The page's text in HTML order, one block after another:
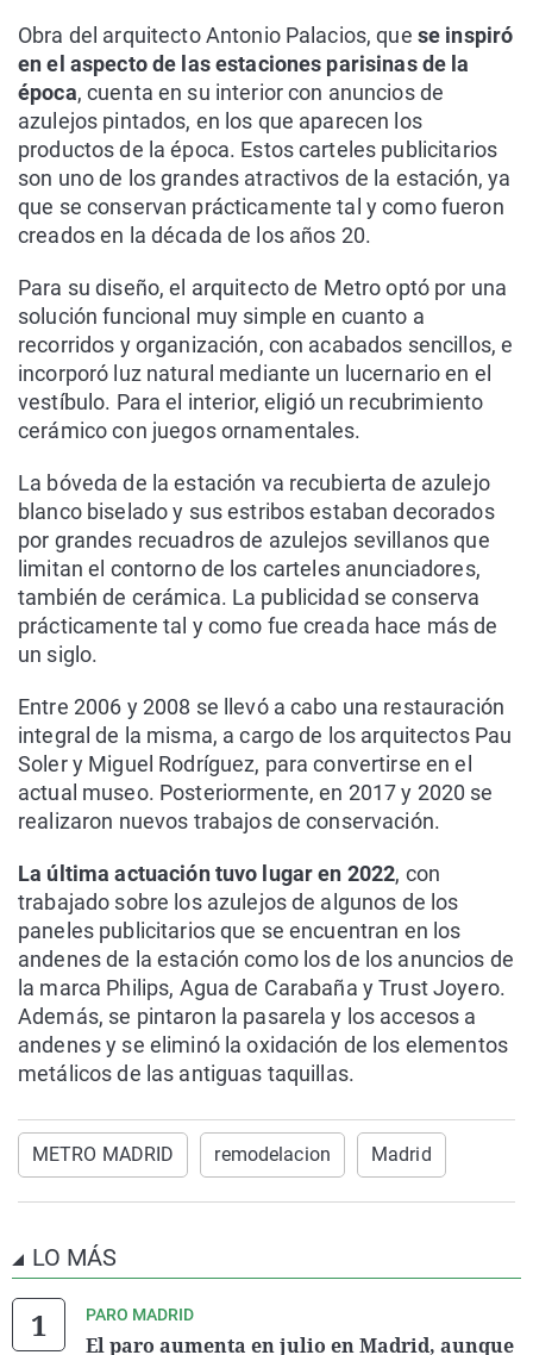
Obra del arquitecto Antonio Palacios, que se inspiró
en el aspecto de las estaciones parisinas de la
época, cuenta en su interior con anuncios de
azulejos pintados, en los que aparecen los
productos de la época. Estos carteles publicitarios
son uno de los grandes atractivos de la estación, ya
que se conservan prácticamente tal y como fueron
creados en la década de los años 20.
Para su diseño, el arquitecto de Metro optó por una
solución funcional muy simple en cuanto a
recorridos y organización, con acabados sencillos, e
incorporó luz natural mediante un lucernario en el
vestíbulo. Para el interior, eligió un recubrimiento
cerámico con juegos ornamentales.
La bóveda de la estación va recubierta de azulejo
blanco biselado y sus estribos estaban decorados
por grandes recuadros de azulejos sevillanos que
limitan el contorno de los carteles anunciadores,
también de cerámica. La publicidad se conserva
prácticamente tal y como fue creada hace más de
un siglo.
Entre 2006 y 2008 se llevó a cabo una restauración
integral de la misma, a cargo de los arquitectos Pau
Soler y Miguel Rodríguez, para convertirse en el
actual museo. Posteriormente, en 2017 y 2020 se
realizaron nuevos trabajos de conservación.
La última actuación tuvo lugar en 2022, con
trabajado sobre los azulejos de algunos de los
paneles publicitarios que se encuentran en los
andenes de la estación como los de los anuncios de
la marca Philips, Agua de Carabaña y Trust Joyero.
Además, se pintaron la pasarela y los accesos a
andenes y se eliminó la oxidación de los elementos
metálicos de las antiguas taquillas.
METRO MADRID remodelacion Madrid
LO MÁS
PARO MADRID
El paro aumenta en julio en Madrid, aunque